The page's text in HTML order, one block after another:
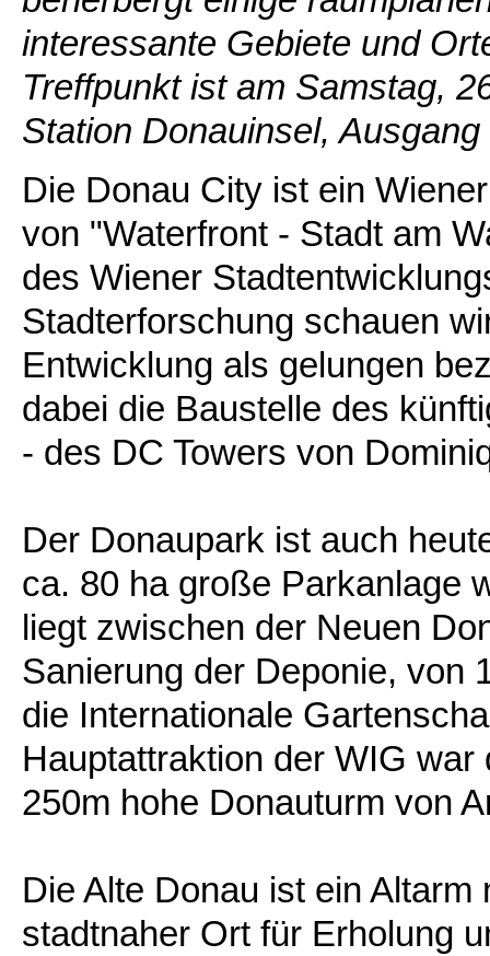
interessante Gebiete und
Treffpunkt ist am Samstag,
Station Donauinsel,
Die Donau City ist ein
von "Waterfront - Stadt am
des Wiener
Stadterforschung schauen
Entwicklung als gelungen
dabei die Baustelle des
- des DC Towers von
Der Donaupark ist auch
ca. 80 ha große Parkanlage
liegt zwischen der Neuen
Sanierung der Deponie, von
die Internationale
Hauptattraktion der WIG
250m hohe Donauturm von
Die Alte Donau ist ein
stadtnaher Ort für Erholung